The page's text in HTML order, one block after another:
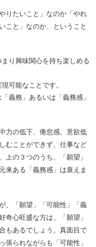
りたいこと」なのか「やれ
こと」なのか、ということ
り興味関心を持ち楽しめる
可能なことです。
義務」あるいは「義務感」
力の低下、倦怠感、意欲低
むことができず、仕事など
上の３つのうち、「願望」
来ある「義務感」は衰えま
、「願望」「可能性」「義
奇心旺盛な方は、「願望」
もあるでしょう。真面目で
張られながらも「可能性」